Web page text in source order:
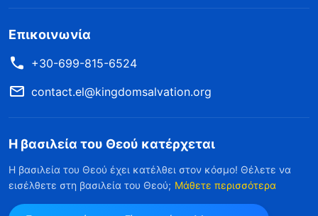
Επικοινωνία
+30-699-815-6524
contact.el@kingdomsalvation.org
Η βασιλεία του Θεού κατέρχεται
Η βασιλεία του Θεού έχει κατέλθει στον κόσμο! Θέλετε να
εισέλθετε στη βασιλεία του Θεού; Μάθετε περισσότερα